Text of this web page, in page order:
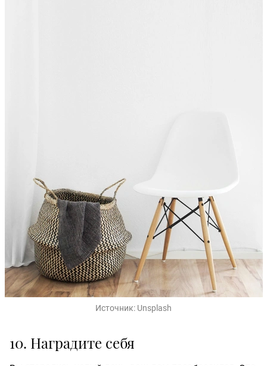
Источник: Unsplash
10. Наградите себя